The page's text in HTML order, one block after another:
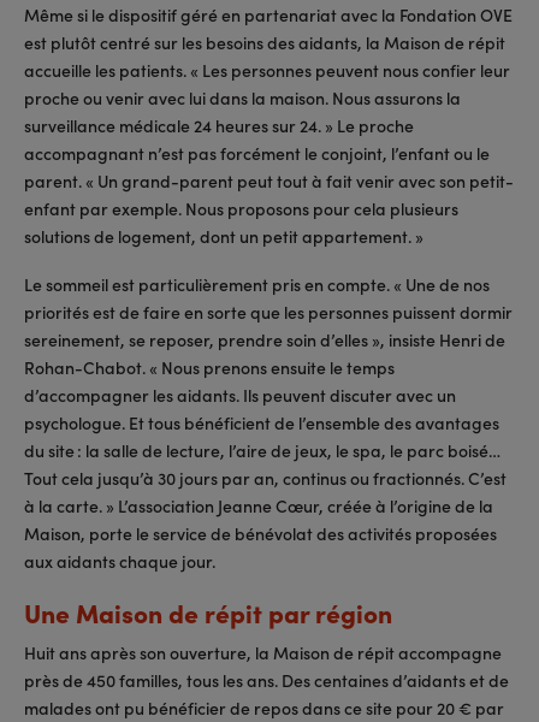
Même si le dispositif géré en partenariat avec la Fondation OVE
est plutôt centré sur les besoins des aidants, la Maison de répit
accueille les patients. « Les personnes peuvent nous confier leur
proche ou venir avec lui dans la maison. Nous assurons la
surveillance médicale 24 heures sur 24. » Le proche
accompagnant n’est pas forcément le conjoint, l’enfant ou le
parent. « Un grand-parent peut tout à fait venir avec son petit-
enfant par exemple. Nous proposons pour cela plusieurs
solutions de logement, dont un petit appartement. »
Le sommeil est particulièrement pris en compte. « Une de nos
priorités est de faire en sorte que les personnes puissent dormir
sereinement, se reposer, prendre soin d’elles », insiste Henri de
Rohan-Chabot. « Nous prenons ensuite le temps
d’accompagner les aidants. Ils peuvent discuter avec un
psychologue. Et tous bénéficient de l’ensemble des avantages
du site : la salle de lecture, l’aire de jeux, le spa, le parc boisé…
Tout cela jusqu’à 30 jours par an, continus ou fractionnés. C’est
à la carte. » L’association Jeanne Cœur, créée à l’origine de la
Maison, porte le service de bénévolat des activités proposées
aux aidants chaque jour.
Une Maison de répit par région
Huit ans après son ouverture, la Maison de répit accompagne
près de 450 familles, tous les ans. Des centaines d’aidants et de
malades ont pu bénéficier de repos dans ce site pour 20 € par